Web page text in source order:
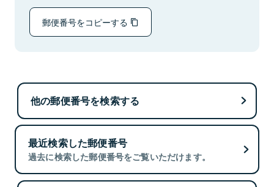
郵便番号をコピーする
他の郵便番号を検索する
最近検索した郵便番号
過去に検索した郵便番号をご覧いただけます。